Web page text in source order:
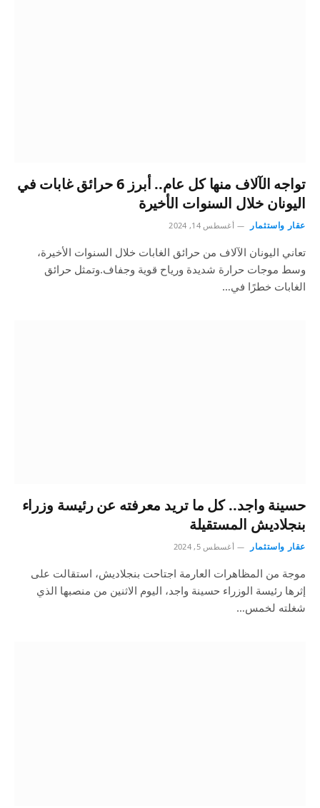
تواجه الآلاف منها كل عام.. أبرز 6 حرائق غابات في
اليونان خلال السنوات الأخيرة
عقار واستثمار أغسطس 14, 2024
تعاني اليونان الآلاف من حرائق الغابات خلال السنوات الأخيرة،
وسط موجات حرارة شديدة ورياح قوية وجفاف.وتمثل حرائق
الغابات خطرًا في…
حسينة واجد.. كل ما تريد معرفته عن رئيسة وزراء
بنجلاديش المستقيلة
عقار واستثمار أغسطس 5, 2024
موجة من المظاهرات العارمة اجتاحت بنجلاديش، استقالت على
إثرها رئيسة الوزراء حسينة واجد، اليوم الاثنين من منصبها الذي
شغلته لخمس…